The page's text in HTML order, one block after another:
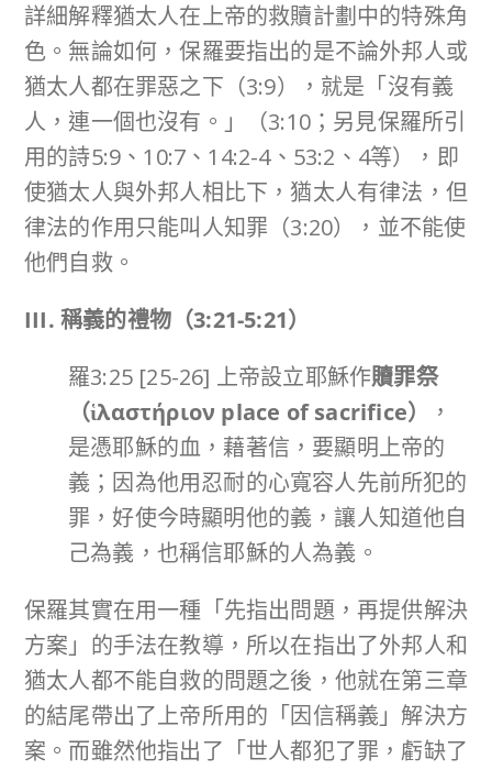
詳細解釋猶太人在上帝的救贖計劃中的特殊角
色。無論如何，保羅要指出的是不論外邦人或
猶太人都在罪惡之下（3:9），就是「沒有義
人，連一個也沒有。」（3:10；另見保羅所引
用的詩5:9、10:7、14:2-4、53:2、4等），即
使猶太人與外邦人相比下，猶太人有律法，但
律法的作用只能叫人知罪（3:20），並不能使
他們自救。
III. 稱義的禮物（3:21-5:21）
羅3:25 [25-26] 上帝設立耶穌作贖罪祭
（ἱλαστήριον place of sacrifice）
，
是憑耶穌的血，藉著信，要顯明上帝的
義；因為他用忍耐的心寬容人先前所犯的
罪，好使今時顯明他的義，讓人知道他自
己為義，也稱信耶穌的人為義。
保羅其實在用一種「先指出問題，再提供解決
方案」的手法在教導，所以在指出了外邦人和
猶太人都不能自救的問題之後，他就在第三章
的結尾帶出了上帝所用的「因信稱義」解決方
案。而雖然他指出了「世人都犯了罪，虧缺了